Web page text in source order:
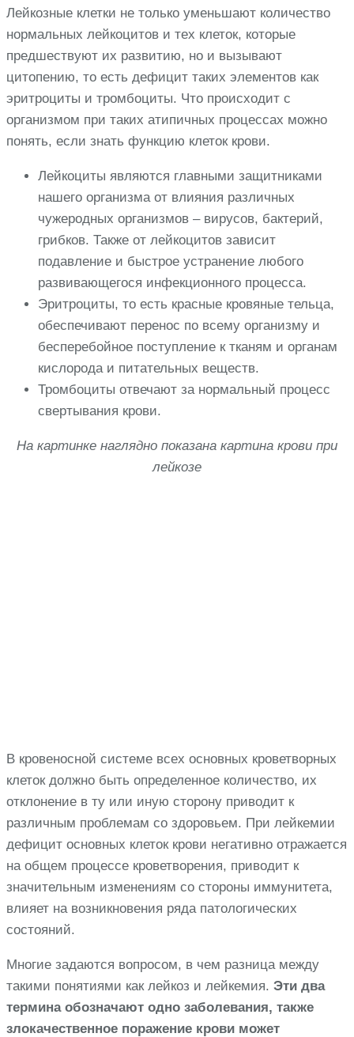
Лейкозные клетки не только уменьшают количество
нормальных лейкоцитов и тех клеток, которые
предшествуют их развитию, но и вызывают
цитопению, то есть дефицит таких элементов как
эритроциты и тромбоциты. Что происходит с
организмом при таких атипичных процессах можно
понять, если знать функцию клеток крови.
Лейкоциты являются главными защитниками
нашего организма от влияния различных
чужеродных организмов – вирусов, бактерий,
грибков. Также от лейкоцитов зависит
подавление и быстрое устранение любого
развивающегося инфекционного процесса.
Эритроциты, то есть красные кровяные тельца,
обеспечивают перенос по всему организму и
бесперебойное поступление к тканям и органам
кислорода и питательных веществ.
Тромбоциты отвечают за нормальный процесс
свертывания крови.
На картинке наглядно показана картина крови при
лейкозе
В кровеносной системе всех основных кроветворных
клеток должно быть определенное количество, их
отклонение в ту или иную сторону приводит к
различным проблемам со здоровьем. При лейкемии
дефицит основных клеток крови негативно отражается
на общем процессе кроветворения, приводит к
значительным изменениям со стороны иммунитета,
влияет на возникновения ряда патологических
состояний.
Многие задаются вопросом, в чем разница между
такими понятиями как лейкоз и лейкемия. Эти два
термина обозначают одно заболевания, также
злокачественное поражение крови может